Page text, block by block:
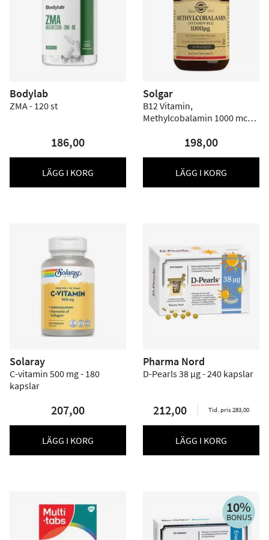
Bodylab
ZMA - 120 st
186,00
LÄGG I KORG
Solgar
B12 Vitamin,
Methylcobalamin 1000 mcg -
198,00
LÄGG I KORG
Solaray
C-vitamin 500 mg - 180
kapslar
207,00
LÄGG I KORG
Pharma Nord
D-Pearls 38 µg - 240 kapslar
212,00 Tid. pris 283,00
LÄGG I KORG
10%
BONUS